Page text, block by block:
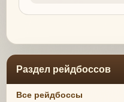
Раздел рейдбоссов
Все рейдбоссы